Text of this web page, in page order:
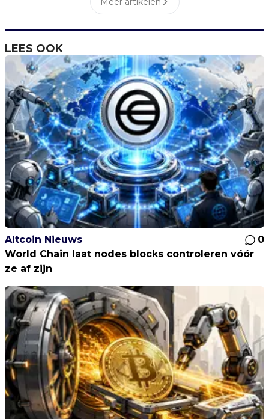
LEES OOK
Altcoin Nieuws
0
World Chain laat nodes blocks controleren vóór
ze af zijn